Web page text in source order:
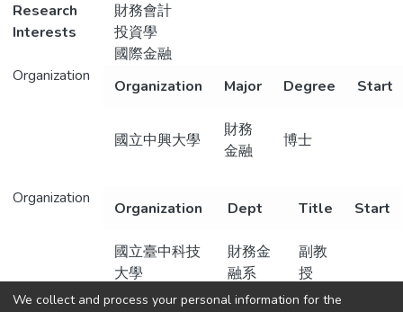
Research
Interests
財務會計
投資學
國際金融
Organization
Organization Major Degree Start
國立中興大學
財務
金融
博士
Organization
Organization Dept Title Start
國立臺中科技
大學
財務金
融系
副教
授
We collect and process your personal information for the